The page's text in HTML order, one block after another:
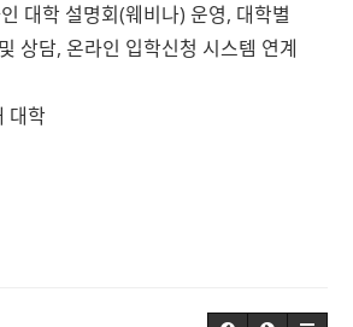
대학 설명회(웨비나) 운영, 대학별
상담, 온라인 입학신청 시스템 연계
대학